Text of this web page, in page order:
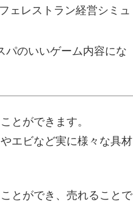
ェレストラン経営シミュ
パのいいゲーム内容にな
とができます。
エビなど実に様々な具材
とができ、売れることで